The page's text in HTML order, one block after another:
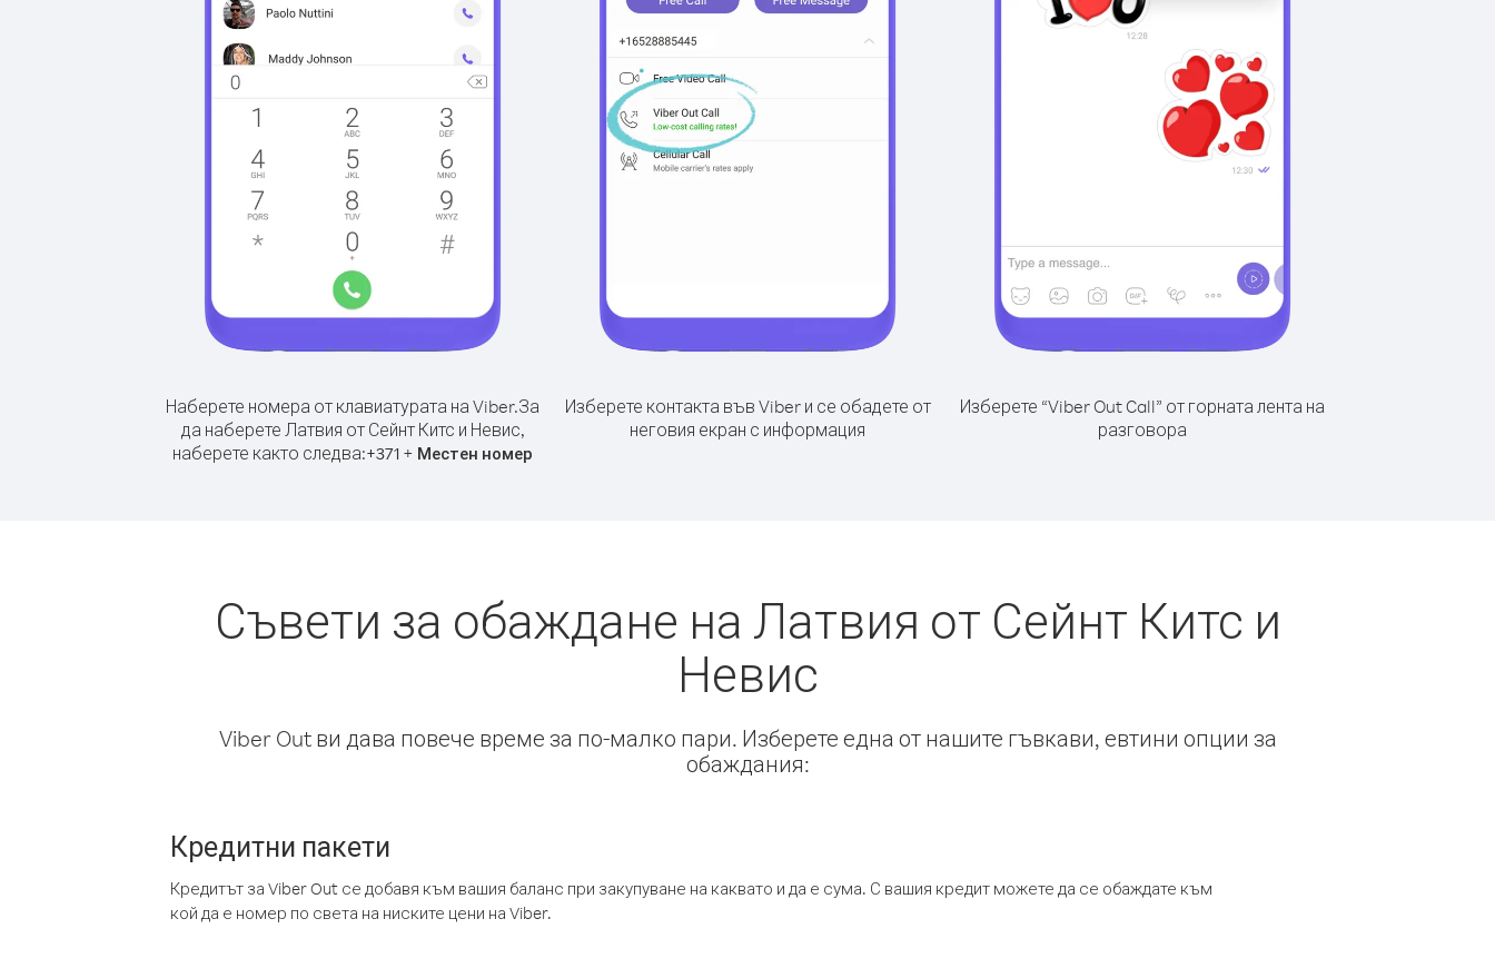
Наберете номера от клавиатурата на Viber.За
да наберете Латвия от Сейнт Китс и Невис,
наберете както следва:+371 + Местен номер
Изберете контакта във Viber и се обадете от
неговия екран с информация
Изберете “Viber Out Call” от горната лента на
разговора
Съвети за обаждане на Латвия от Сейнт Китс и
Невис
Viber Out ви дава повече време за по-малко пари. Изберете една от нашите гъвкави, евтини опции за
обаждания:
Кредитни пакети
Кредитът за Viber Out се добавя към вашия баланс при закупуване на каквато и да е сума. С вашия кредит можете да се обаждате към
кой да е номер по света на ниските цени на Viber.